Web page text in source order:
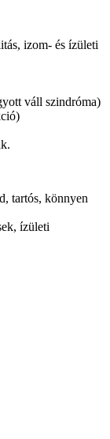
izom- és ízületi
váll szindróma)
tartós, könnyen
ízületi